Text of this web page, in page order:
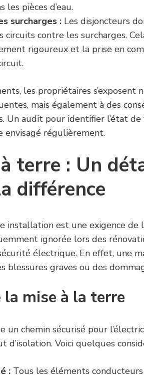
les pièces d’eau.
surcharges : Les disjoncteurs
circuits contre les surcharges.
rigoureux et la prise en
les propriétaires s’exposent
mais également à des
Un audit pour identifier l’état de
régulièrement.
terre : Un
différence
installation est une exigence de
ignorée lors des
électrique. En effet, une
blessures graves ou des
la mise à la terre
un chemin sécurisé pour
d’isolation. Voici quelques
: Tous les éléments